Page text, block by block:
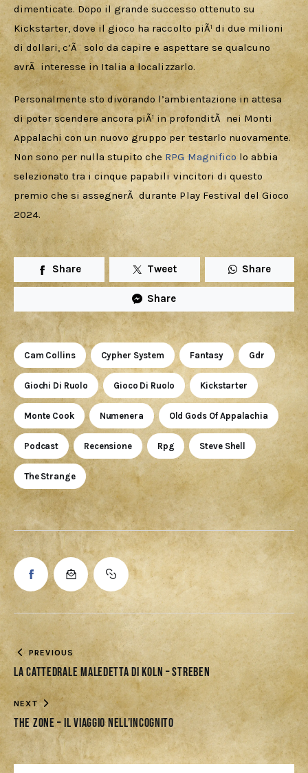
dimenticate. Dopo il grande successo ottenuto su
Kickstarter, dove il gioco ha raccolto piÃ¹ di due milioni
di dollari, c’Ã¨ solo da capire e aspettare se qualcuno
avrÃ  interesse in Italia a localizzarlo.
Personalmente sto divorando l’ambientazione in attesa
di poter scendere ancora piÃ¹ in profonditÃ  nei Monti
Appalachi con un nuovo gruppo per testarlo nuovamente.
Non sono per nulla stupito che RPG Magnifico lo abbia
selezionato tra i cinque papabili vincitori di questo
premio che si assegnerÃ  durante Play Festival del Gioco
2024.
Share Tweet Share
Share
Cam Collins Cypher System Fantasy Gdr
Giochi Di Ruolo Gioco Di Ruolo Kickstarter
Monte Cook Numenera Old Gods Of Appalachia
Podcast Recensione Rpg Steve Shell
The Strange
PREVIOUS
La Cattedrale Maledetta di Koln – Streben
NEXT
The Zone – Il viaggio nell’incognito